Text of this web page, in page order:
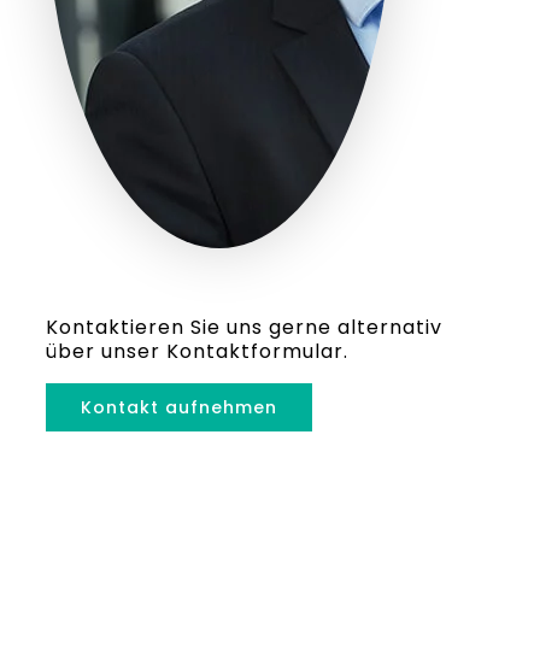
Kontaktieren Sie uns gerne alternativ
über unser Kontaktformular.
Kontakt aufnehmen